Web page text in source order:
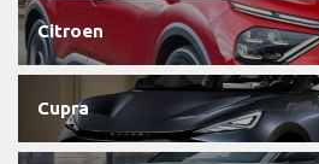
Citroen
Cupra